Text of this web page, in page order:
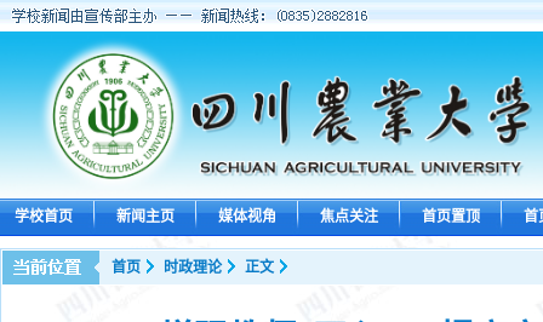
学校首页 新闻主页 媒体视角 焦点关注 首页置顶 首
首页 时政理论 正文